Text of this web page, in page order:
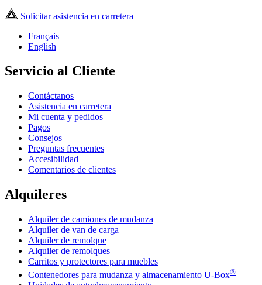
Solicitar asistencia en carretera
Français
English
Servicio al Cliente
Contáctanos
Asistencia en carretera
Mi cuenta y pedidos
Pagos
Consejos
Preguntas frecuentes
Accesibilidad
Comentarios de clientes
Alquileres
Alquiler de camiones de mudanza
Alquiler de van de carga
Alquiler de remolque
Alquiler de remolques
Carritos y protectores para muebles
Contenedores para mudanza y almacenamiento U-Box®